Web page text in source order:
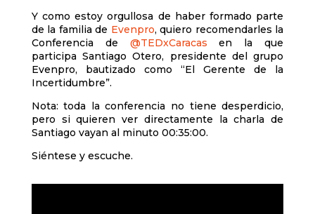
Y como estoy orgullosa de haber formado parte
de la familia de Evenpro, quiero recomendarles la
Conferencia de @TEDxCaracas en la que
participa Santiago Otero, presidente del grupo
Evenpro, bautizado como “El Gerente de la
Incertidumbre”.
Nota: toda la conferencia no tiene desperdicio,
pero si quieren ver directamente la charla de
Santiago vayan al minuto 00:35:00.
Siéntese y escuche.